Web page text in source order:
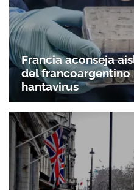
Francia aconseja
del francoargentino
hantavirus